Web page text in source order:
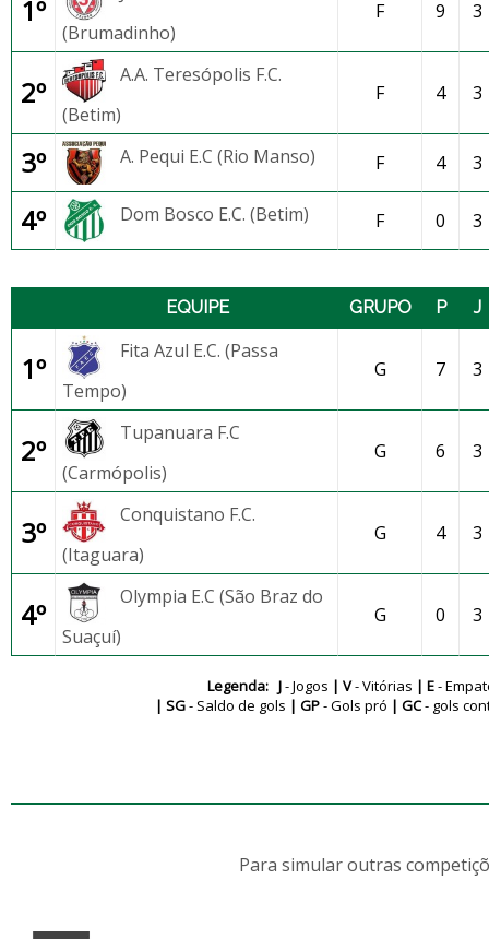
1º
(Brumadinho)
F 9 3
2º
A.A. Teresópolis F.C.
(Betim)
F 4 3
3º A. Pequi E.C (Rio Manso) F 4 3
4º Dom Bosco E.C. (Betim) F 0 3
EQUIPE GRUPO P J
1º
Fita Azul E.C. (Passa
Tempo)
G 7 3
2º
Tupanuara F.C
(Carmópolis)
G 6 3
3º
Conquistano F.C.
(Itaguara)
G 4 3
4º
Olympia E.C (São Braz do
Suaçuí)
G 0 3
Legenda: J- Jogos | V- Vitórias | E-
| SG- Saldo de gols | GP- Gols pró | GC- gols
Para simular outras